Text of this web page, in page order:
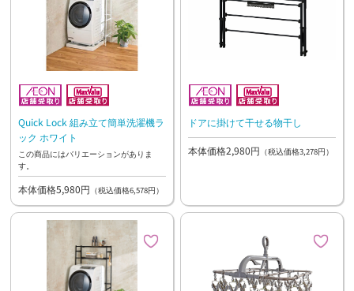
Quick Lock 組み立て簡単洗濯機ラ
ック ホワイト
この商品にはバリエーションがありま
す。
本体価格5,980円 （税込価格6,578円）
ドアに掛けて干せる物干し
本体価格2,980円 （税込価格3,278円）